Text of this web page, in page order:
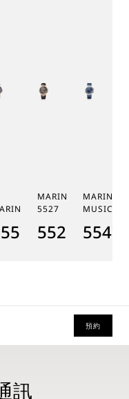
MUNDI 5555
YS/9WV
HORA MUNDI 5557
YS/5WV
MARINE
5527
5527BR/
MARINE
預約
訊